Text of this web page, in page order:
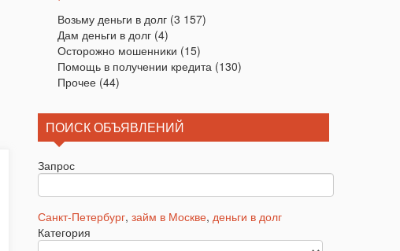
Возьму деньги в долг(3 157)
Дам деньги в долг(4)
Осторожно мошенники (15)
Помощь в получении кредита(130)
Прочее(44)
ПОИСК ОБЪЯВЛЕНИЙ
Запрос
Санкт-Петербург, займ в Москве, деньги в долг
Категория